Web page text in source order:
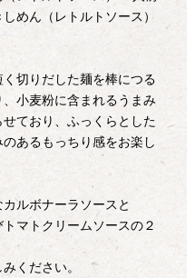
めん（レトルトソース）
切りだした麺を棒につる
小麦粉に含まれるうまみ
ており、ふっくらとした
あるもっちり感をお楽し
ルボナーラソースと
マトクリームソースの２
ください。